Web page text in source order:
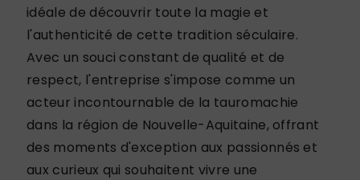
idéale de découvrir toute la magie et
l'authenticité de cette tradition séculaire.
Avec un souci constant de qualité et de
respect, l'entreprise s'impose comme un
acteur incontournable de la tauromachie
dans la région de Nouvelle-Aquitaine, offrant
des moments d'exception aux passionnés et
aux curieux qui souhaitent vivre une